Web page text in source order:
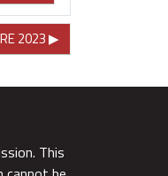
2023 ▶︎
This